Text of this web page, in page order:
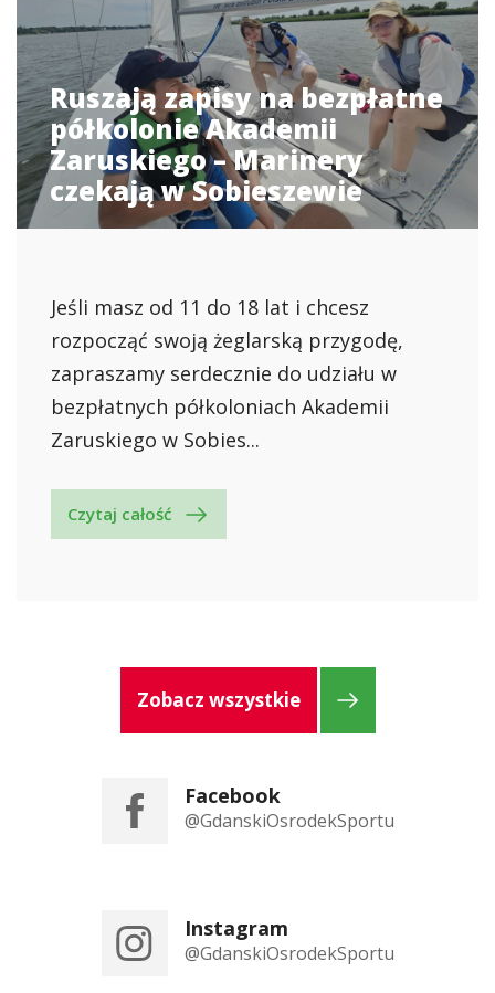
Ruszają zapisy na bezpłatne
półkolonie Akademii
Zaruskiego – Marinery
czekają w Sobieszewie
Jeśli masz od 11 do 18 lat i chcesz
rozpocząć swoją żeglarską przygodę,
zapraszamy serdecznie do udziału w
bezpłatnych półkoloniach Akademii
Zaruskiego w Sobies...
Czytaj całość
Zobacz wszystkie
Facebook
@GdanskiOsrodekSportu
Instagram
@GdanskiOsrodekSportu